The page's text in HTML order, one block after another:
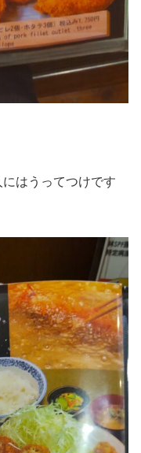
はうってつけです